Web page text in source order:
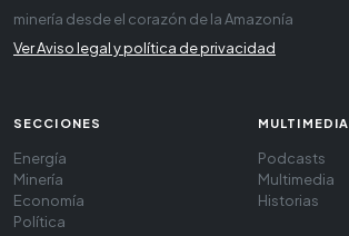
minería desde el corazón de la Amazonía
Ver Aviso legal y política de privacidad
SECCIONES
Energía
Minería
Economía
Política
MULTIMEDIA
Podcasts
Multimedia
Historias